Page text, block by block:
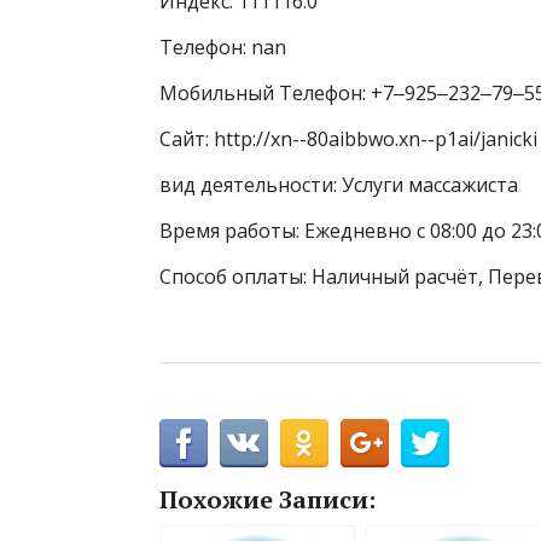
Телефон: nan
Мобильный Телефон:
Сайт: http://xn--80aibbwo.xn--p1ai/janicki
вид деятельности: Услуги массажиста
Время работы: Ежедневно с 08:00 до
Способ оплаты: Наличный расчёт,
Похожие Записи: